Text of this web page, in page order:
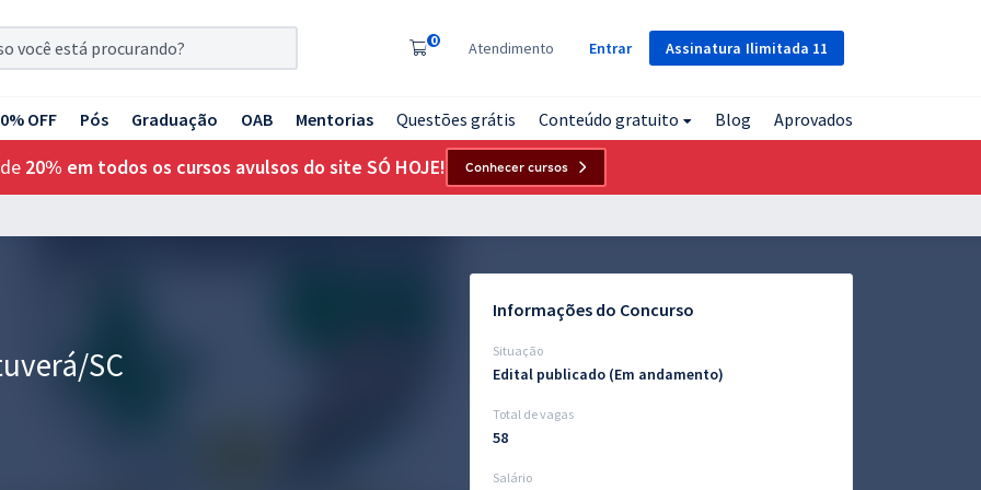
Assinatura Ilimitada 11
0 Atendimento Entrar
OFF Pós Graduação OAB Mentorias Questões grátis Conteúdo gratuito Blog Aprovados
20% em todos os cursos avulsos do site SÓ HOJE! Conhecer cursos
SC
Informações do Concurso
Situação
Edital publicado (Em andamento)
Total de vagas
58
Salário